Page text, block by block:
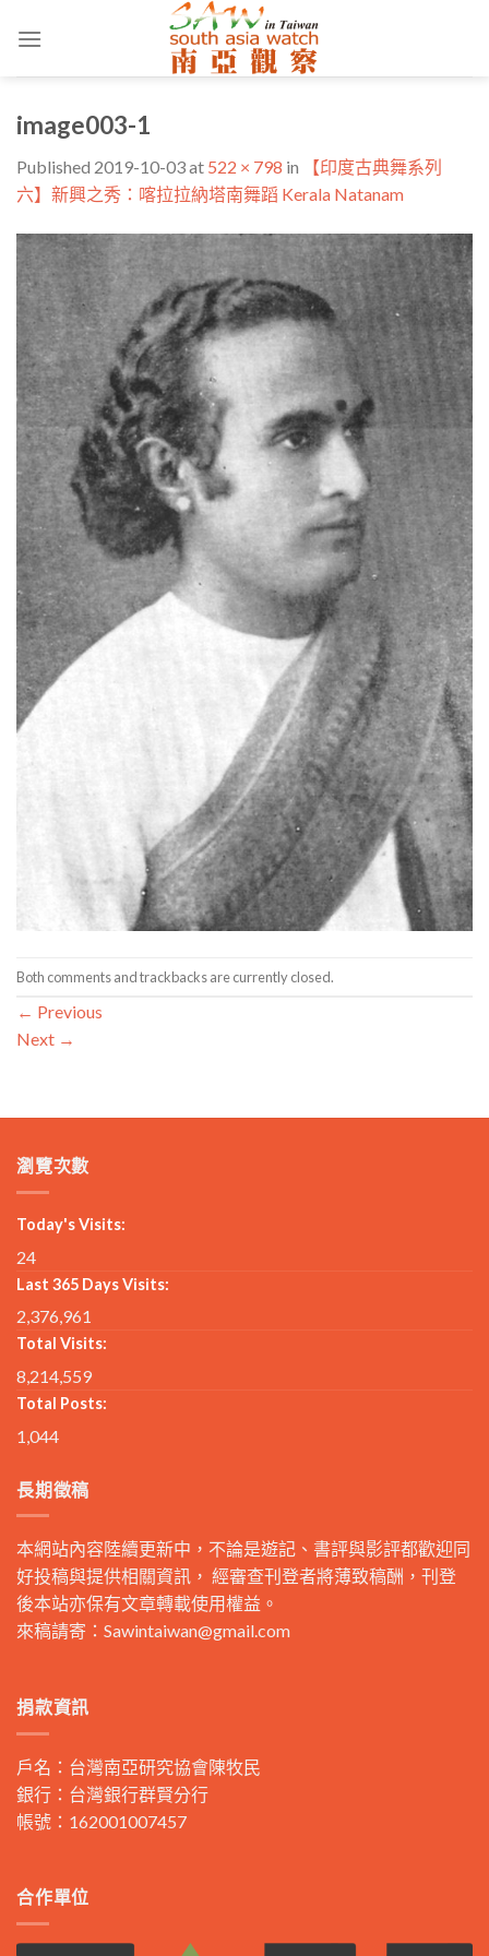
image003-1
Published 2019-10-03at 522 × 798 in
【印度古典舞系列
六】新興之秀：喀拉拉納塔南舞蹈 Kerala Natanam
Both comments and trackbacks are currently closed.
← Previous
Next →
瀏覽次數
Today's Visits:
24
Last 365 Days Visits:
2,376,961
Total Visits:
8,214,559
Total Posts:
1,044
長期徵稿
本網站內容陸續更新中，不論是遊記、書評與影評都歡迎同
好投稿與提供相關資訊， 經審查刊登者將薄致稿酬，刊登
後本站亦保有文章轉載使用權益。
來稿請寄： Sawintaiwan@gmail.com
捐款資訊
戶名：台灣南亞研究協會陳牧民
銀行：台灣銀行群賢分行
帳號：162001007457
合作單位